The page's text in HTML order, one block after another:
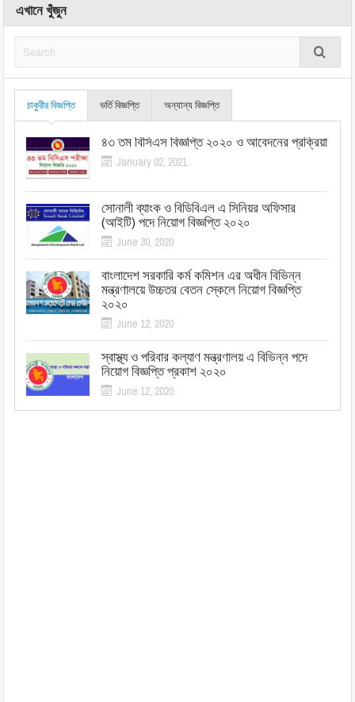
এখানে খুঁজুন
চাকুরীর বিজ্ঞপ্তি ভর্তি বিজ্ঞপ্তি অন্যান্য বিজ্ঞপ্তি
৪৩ তম বিসিএস বিজ্ঞপ্তি ২০২০ ও আবেদনের প্রক্রিয়া
January 02, 2021
সোনালী ব্যাংক ও বিডিবিএল এ সিনিয়র অফিসার
(আইটি) পদে নিয়োগ বিজ্ঞপ্তি ২০২০
June 30, 2020
বাংলাদেশ সরকারি কর্ম কমিশন এর অধীন বিভিন্ন
মন্ত্রণালয়ে উচ্চতর বেতন স্কেলে নিয়োগ বিজ্ঞপ্তি
২০২০
June 12, 2020
স্বাস্থ্য ও পরিবার কল্যাণ মন্ত্রণালয় এ বিভিন্ন পদে
নিয়োগ বিজ্ঞপ্তি প্রকাশ ২০২০
June 12, 2020